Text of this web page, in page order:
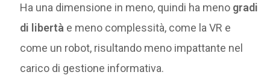
Ha una dimensione in meno, quindi ha meno gradi
di libertà e meno complessità, come la VR e
come un robot, risultando meno impattante nel
carico di gestione informativa.